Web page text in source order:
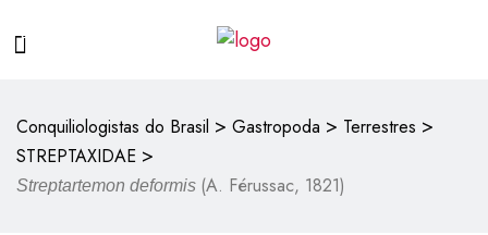
Conquiliologistas do Brasil > Gastropoda > Terrestres >
STREPTAXIDAE >
Streptartemon deformis (A. Férussac, 1821)